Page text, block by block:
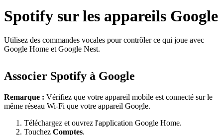
Spotify sur les appareils Google
Utilisez des commandes vocales pour contrôler ce qui joue avec
Google Home et Google Nest.
Associer Spotify à Google
Remarque : Vérifiez que votre appareil mobile est connecté sur le
même réseau Wi-Fi que votre appareil Google.
Téléchargez et ouvrez l'application Google Home.
Touchez Comptes.